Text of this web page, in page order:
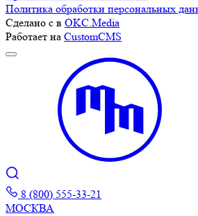
Политика обработки персональных
Сделано с в OKC.Media
Работает на CustomCMS
8 (800) 555-33-21
МОСКВА